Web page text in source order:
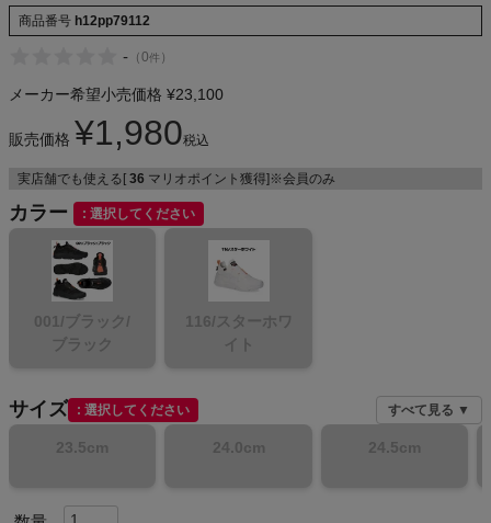
レディースカジュアルウェア
メンズスポーツウェア
スポーツシューズ
キャンプ・フェス
商品番号 h12pp79112
- （0件 ）
メーカー希望小売価格 ¥23,100
販売価格 ¥1,980税込
実店舗でも使える[ 36 マリオポイント獲得]※会員のみ
カラー 選択してください
001/ブラック/
ブラック
116/スターホワ
イト
サイズ 選択してください すべて見る ▼
23.5cm 24.0cm 24.5cm